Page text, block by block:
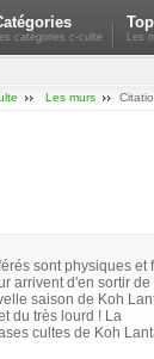
catégories c-culte Les
Les murs
sont physiques et
arrivent d'en sortir
saison de Koh
du très lourd ! La
cultes de Koh